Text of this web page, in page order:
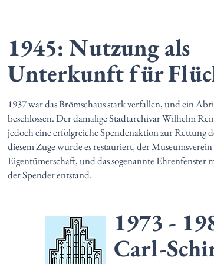
1945: Nutzung als
Unterkunft für
1937 war das Brömsehaus stark verfallen, und ein
beschlossen. Der damalige Stadtarchivar Wilhelm
jedoch eine erfolgreiche Spendenaktion zur Rettung
diesem Zuge wurde es restauriert, der
Eigentümerschaft, und das sogenannte Ehrenfenster
der Spender entstand.
1973 -
Carl-